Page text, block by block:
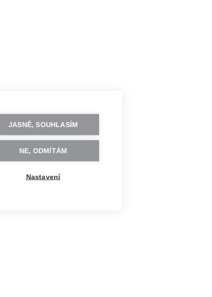
JASNĚ, SOUHLASÍM
NE, ODMÍTÁM
Nastavení